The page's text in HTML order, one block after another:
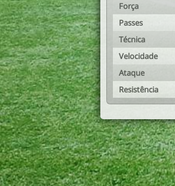
Força
Passes
Técnica
Velocidade
Ataque
Resistência